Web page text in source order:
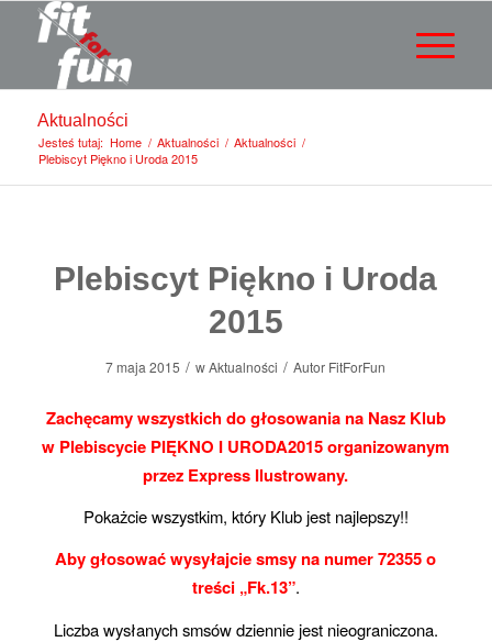
Aktualności
Jesteś tutaj: Home / Aktualności / Aktualności /
Plebiscyt Piękno i Uroda 2015
Plebiscyt Piękno i Uroda
2015
7 maja 2015 / wAktualności / Autor FitForFun
Zachęcamy wszystkich do głosowania na Nasz Klub
w Plebiscycie PIĘKNO I URODA2015organizowanym
przez Express Ilustrowany.
Pokażcie wszystkim, który Klub jest najlepszy!!
Aby głosować wysyłajcie smsy na numer 72355 o
treści „Fk.13”.
Liczba wysłanych smsów dziennie jest nieograniczona.